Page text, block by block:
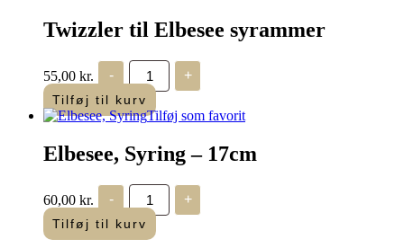
Twizzler til Elbesee syrammer
55,00 kr. -
Twizzler
til
Elbesee
syrammer
antal
+
Tilføj til kurv
Tilføj som favorit
Elbesee, Syring – 17cm
60,00 kr. -
Elbesee,
Syring
antal
+
Tilføj til kurv